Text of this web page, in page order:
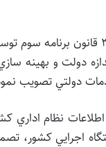
شوراي عالي اداري در صد و سيزدهمين جلسه مورخ 17/2/1383 به استناد بندهاي «الف» و «ب» ماده 3 قانون
دولت و بهينه
دولتي تصويب
پايگاه آمار و اطلاعات نظام اداري
اجرايي کشور،